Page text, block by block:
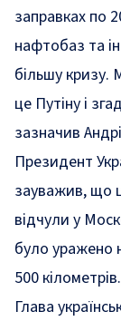
заправках по
нафтобаз та
більшу кризу.
це Путіну і
зазначив
Президент
зауважив, що
відчули у
було уражено
500 кілометрів.
Глава